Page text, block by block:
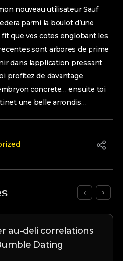
nouveau utilisateur Sauf
parmi la boulot d’une
fit que vos cotes englobant les
sont arbores de prime
dans lapplication pressant
profitez de davantage
concrete… ensuite toi
une belle arrondis…
au-deli correlations
Dating